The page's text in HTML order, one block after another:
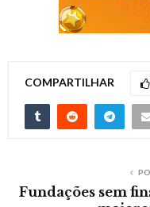
COMPARTILHAR
Fundações sem